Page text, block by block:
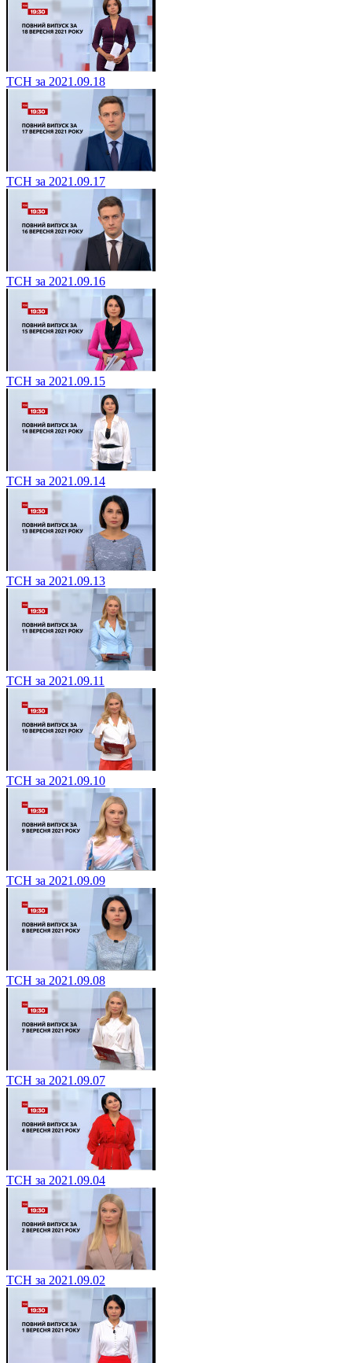
ТСН за 2021.09.18
ТСН за 2021.09.17
ТСН за 2021.09.16
ТСН за 2021.09.15
ТСН за 2021.09.14
ТСН за 2021.09.13
ТСН за 2021.09.11
ТСН за 2021.09.10
ТСН за 2021.09.09
ТСН за 2021.09.08
ТСН за 2021.09.07
ТСН за 2021.09.04
ТСН за 2021.09.02